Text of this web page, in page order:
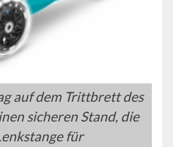
auf dem Trittbrett des
sicheren Stand, die
für